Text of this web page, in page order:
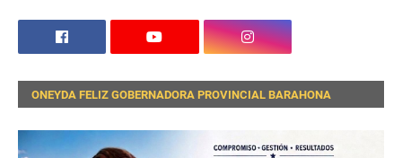
ONEYDA FELIZ GOBERNADORA PROVINCIAL BARAHONA